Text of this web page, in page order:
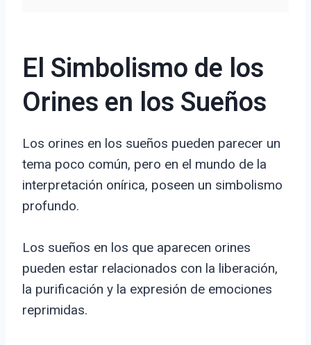
El Simbolismo de los
Orines en los Sueños
Los orines en los sueños pueden parecer un
tema poco común, pero en el mundo de la
interpretación onírica, poseen un simbolismo
profundo.
Los sueños en los que aparecen orines
pueden estar relacionados con la liberación,
la purificación y la expresión de emociones
reprimidas.